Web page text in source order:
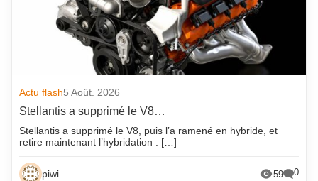
Actu flash5 Août. 2026
Stellantis a supprimé le V8…
Stellantis a supprimé le V8, puis l’a ramené en hybride, et
retire maintenant l’hybridation : […]
piwi 59 0